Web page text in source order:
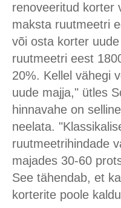
renoveeritud korter
maksta ruutmeetri
või osta korter
ruutmeetri eest
20%. Kellel vähegi
uude majja," ütles
hinnavahe on
neelata.
ruutmeetrihindade
majades 30-60
See tähendab, et
korterite poole